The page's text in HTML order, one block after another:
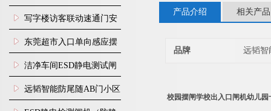
写字楼访客联动速通门安
装
东莞超市入口单向感应摆
闸安装
洁净车间ESD静电测试闸
机
远韬智能防尾随AB门小区
产品介绍 相关产品
品牌 远韬智
校园摆闸学校出入口闸机幼儿园